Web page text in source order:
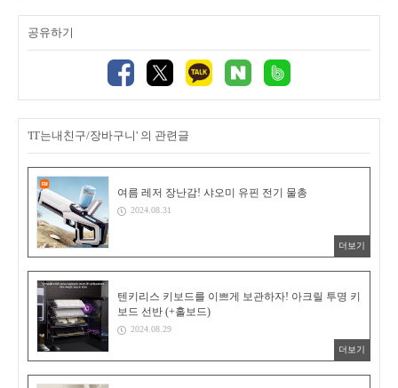
공유하기
'IT는내친구/장바구니' 의 관련글
여름 레저 장난감! 샤오미 유핀 전기 물총
2024.08.31
더보기
텐키리스 키보드를 이쁘게 보관하자! 아크릴 투명 키
보드 선반 (+홀보드)
2024.08.29
더보기